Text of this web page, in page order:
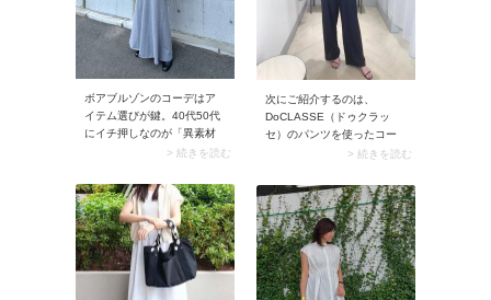
果的。またフレンチスリー
ブで肩先が隠れるため、気
になる腕出し感も控えめで
次にご紹介するのは、
DoCLASSE（ドゥクラッ
セ）のパンツを使ったコー
デ。実はドゥクラッセのパ
評判！ またサイズ展開が豊
富なのも40代50代にとって
嬉しいメリットです。ワイ
ド・ストレート・スリムな
ど幅広い形や素材が揃って
いるので、きっと自分に似
合う1本が見つかるはず！
> 続きを読む
ボアブルゾンのコーデはア
イテム選びが鍵。40代50代
にイチ押しなのが「異素材
MIXのボアブルゾン」です。
ング生地との切り替えデザ
インならボアブルゾン独特
の量産アイテムっぽさがな
く、カジュアルな服に羽織
るだけでサマになります。
> 続きを読む